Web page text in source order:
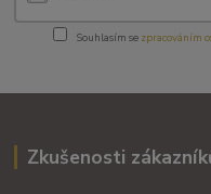
Souhlasím se zpracováním
Zkušenosti